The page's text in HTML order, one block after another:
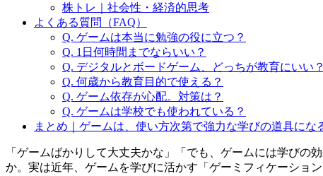
株トレ｜社会性・経済的思考
よくある質問（FAQ）
Q. ゲームは本当に勉強の役に立つ？
Q. 1日何時間までならいい？
Q. デジタルとボードゲーム、どっちが教育にいい？
Q. 何歳から教育目的で使える？
Q. ゲーム依存が心配。対策は？
Q. ゲームは学校でも使われている？
まとめ｜ゲームは、使い方次第で強力な学びの道具にな
「ゲームばかりして大丈夫かな」「でも、ゲームには学び
か。実は近年、ゲームを学びに活かす「ゲーミフィケーショ